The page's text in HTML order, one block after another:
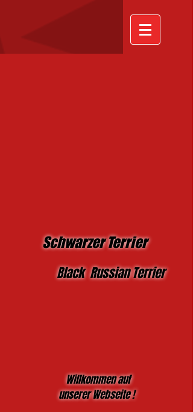
Schwarzer Terrier
Black Russian Terrier
Willkommen auf
unserer Webseite !